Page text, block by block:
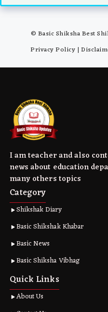
© Basic Shiksha Best
Privacy Policy |
I am teacher and also
news about education
many others topics
Category
Shikshak Diary
Basic Shikshak Khabar
Basic News
Basic Shiksha Vibhag
Quick Links
About Us